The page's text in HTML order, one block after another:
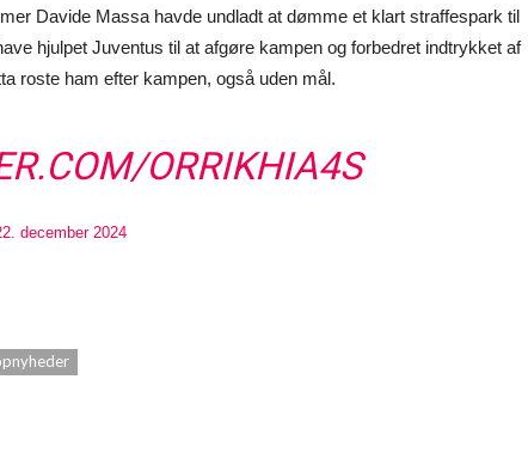
Davide Massa havde undladt at dømme et klart straffespark til
hjulpet Juventus til at afgøre kampen og forbedret indtrykket af
ham efter kampen, også uden mål.
ORRIKHIA4S
december 2024